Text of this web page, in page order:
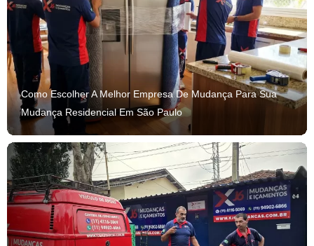
Como Escolher A Melhor Empresa De Mudança Para Sua
Mudança Residencial Em São Paulo